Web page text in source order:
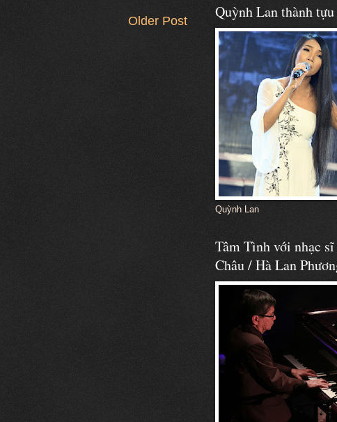
Older Post Quỳnh Lan thành
Quỳnh Lan
Tâm Tình với nhạc
Châu / Hà Lan